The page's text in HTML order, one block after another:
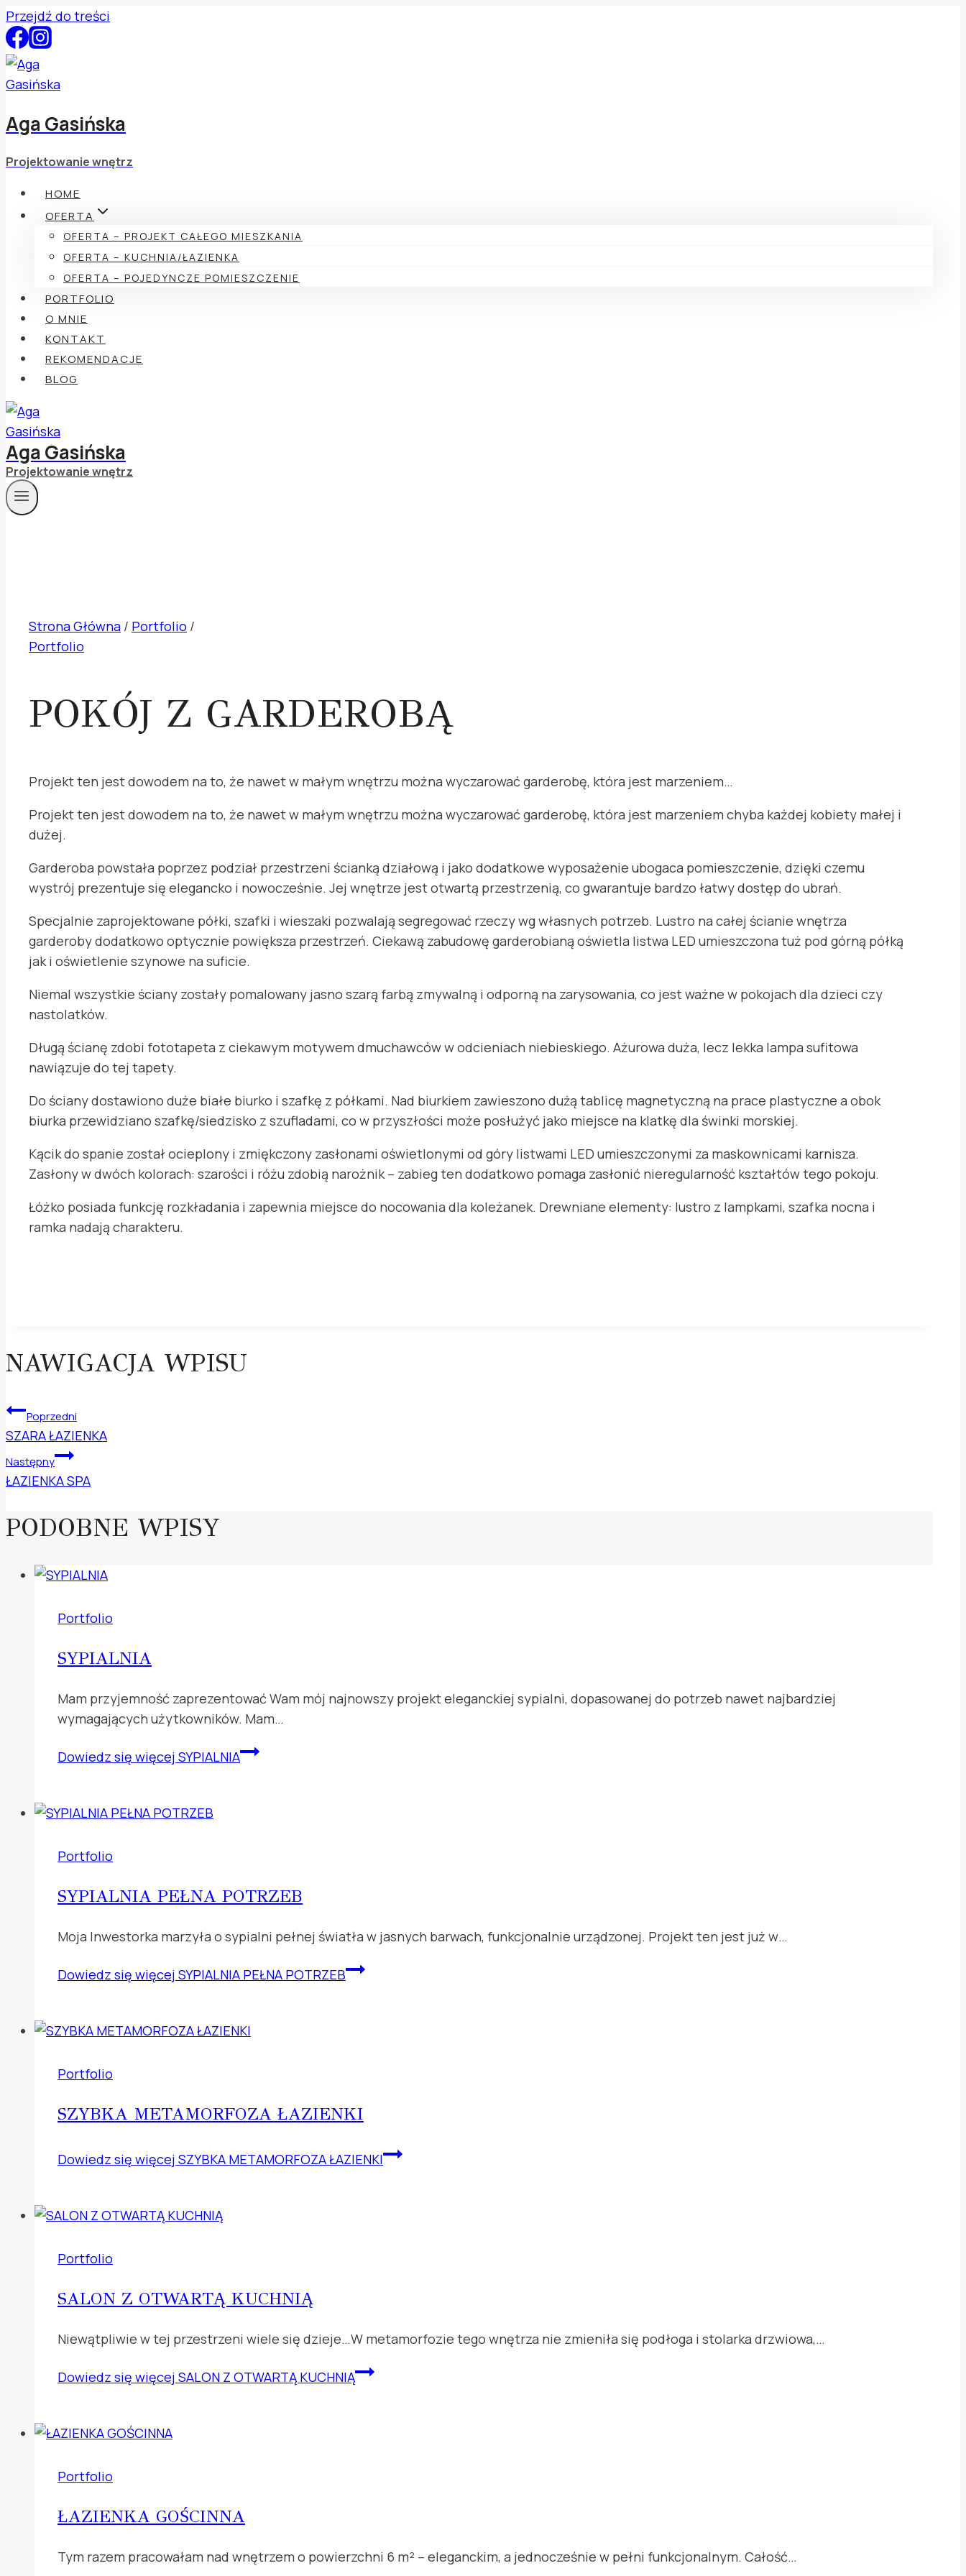
Przejdź do treści
Aga Gasińska
Projektowanie wnętrz
HOME
OFERTA
OFERTA – PROJEKT CAŁEGO MIESZKANIA
OFERTA – KUCHNIA/ŁAZIENKA
OFERTA – POJEDYNCZE POMIESZCZENIE
PORTFOLIO
O MNIE
KONTAKT
REKOMENDACJE
BLOG
Aga Gasińska
Projektowanie wnętrz
Strona Główna / Portfolio /
Portfolio
POKÓJ Z GARDEROBĄ
Projekt ten jest dowodem na to, że nawet w małym wnętrzu można wyczarować garderobę, która jest marzeniem…
Projekt ten jest dowodem na to, że nawet w małym wnętrzu można wyczarować garderobę, która jest marzeniem chyba każdej kobiety małej i
dużej.
Garderoba powstała poprzez podział przestrzeni ścianką działową i jako dodatkowe wyposażenie ubogaca pomieszczenie, dzięki czemu
wystrój prezentuje się elegancko i nowocześnie. Jej wnętrze jest otwartą przestrzenią, co gwarantuje bardzo łatwy dostęp do ubrań.
Specjalnie zaprojektowane półki, szafki i wieszaki pozwalają segregować rzeczy wg własnych potrzeb. Lustro na całej ścianie wnętrza
garderoby dodatkowo optycznie powiększa przestrzeń. Ciekawą zabudowę garderobianą oświetla listwa LED umieszczona tuż pod górną półką
jak i oświetlenie szynowe na suficie.
Niemal wszystkie ściany zostały pomalowany jasno szarą farbą zmywalną i odporną na zarysowania, co jest ważne w pokojach dla dzieci czy
nastolatków.
Długą ścianę zdobi fototapeta z ciekawym motywem dmuchawców w odcieniach niebieskiego. Ażurowa duża, lecz lekka lampa sufitowa
nawiązuje do tej tapety.
Do ściany dostawiono duże białe biurko i szafkę z półkami. Nad biurkiem zawieszono dużą tablicę magnetyczną na prace plastyczne a obok
biurka przewidziano szafkę/siedzisko z szufladami, co w przyszłości może posłużyć jako miejsce na klatkę dla świnki morskiej.
Kącik do spanie został ocieplony i zmiękczony zasłonami oświetlonymi od góry listwami LED umieszczonymi za maskownicami karnisza.
Zasłony w dwóch kolorach: szarości i różu zdobią narożnik – zabieg ten dodatkowo pomaga zasłonić nieregularność kształtów tego pokoju.
Łóżko posiada funkcję rozkładania i zapewnia miejsce do nocowania dla koleżanek. Drewniane elementy: lustro z lampkami, szafka nocna i
ramka nadają charakteru.
NAWIGACJA WPISU
Poprzedni
SZARA ŁAZIENKA
Następny
ŁAZIENKA SPA
PODOBNE WPISY
Portfolio
SYPIALNIA
Mam przyjemność zaprezentować Wam mój najnowszy projekt eleganckiej sypialni, dopasowanej do potrzeb nawet najbardziej
wymagających użytkowników. Mam…
Dowiedz się więcej SYPIALNIA
Portfolio
SYPIALNIA PEŁNA POTRZEB
Moja Inwestorka marzyła o sypialni pełnej światła w jasnych barwach, funkcjonalnie urządzonej. Projekt ten jest już w…
Dowiedz się więcej SYPIALNIA PEŁNA POTRZEB
Portfolio
SZYBKA METAMORFOZA ŁAZIENKI
Dowiedz się więcej SZYBKA METAMORFOZA ŁAZIENKI
Portfolio
SALON Z OTWARTĄ KUCHNIĄ
Niewątpliwie w tej przestrzeni wiele się dzieje…W metamorfozie tego wnętrza nie zmieniła się podłoga i stolarka drzwiowa,…
Dowiedz się więcej SALON Z OTWARTĄ KUCHNIĄ
Portfolio
ŁAZIENKA GOŚCINNA
Tym razem pracowałam nad wnętrzem o powierzchni 6 m² – eleganckim, a jednocześnie w pełni funkcjonalnym. Całość…